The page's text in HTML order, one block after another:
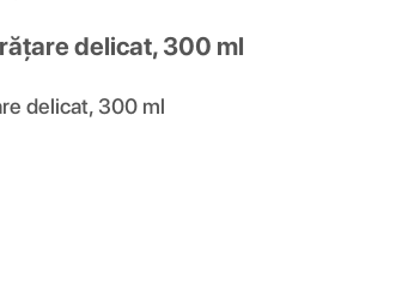
delicat, 300 ml